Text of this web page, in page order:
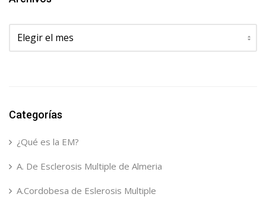
Archivos
Categorías
¿Qué es la EM?
A. De Esclerosis Multiple de Almeria
A.Cordobesa de Eslerosis Multiple